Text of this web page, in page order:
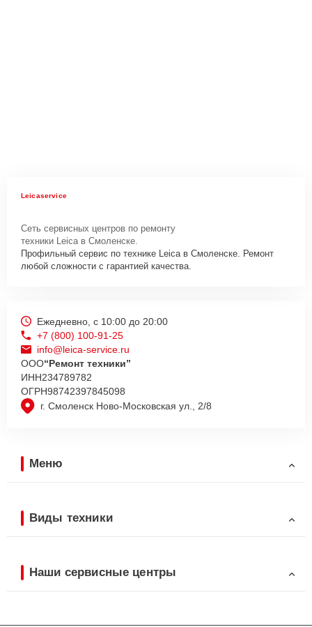
Leicaservice
Сеть сервисных центров по ремонту
техники Leica в Смоленске.
Профильный сервис по технике Leica в Смоленске. Ремонт
любой сложности с гарантией качества.
г. Смоленск Ново-Московская ул., 2/8
Ежедневно, с 10:00 до 20:00
+7 (800) 100-91-25
info@leica-service.ru
ООО“Ремонт техники”
ИНН234789782
ОГРН98742397845098
Меню
Виды техники
Наши сервисные центры